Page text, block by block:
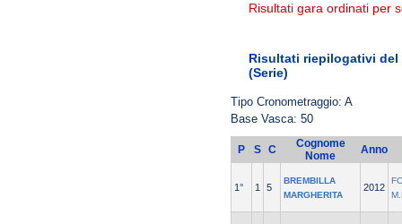
Risultati gara ordinati per
Risultati riepilogativi del
(Serie)
Tipo Cronometraggio: A
Base Vasca: 50
P S C
Cognome
Nome
Anno
1° 1 5
BREMBILLA
MARGHERITA
2012